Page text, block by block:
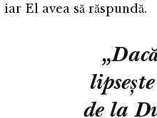
iar El avea să răspundă.
de la